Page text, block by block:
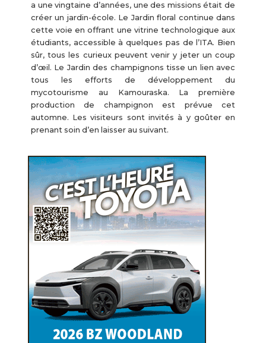
a une vingtaine d’années, une des missions était de
créer un jardin-école. Le Jardin floral continue dans
cette voie en offrant une vitrine technologique aux
étudiants, accessible à quelques pas de l’ITA. Bien
sûr, tous les curieux peuvent venir y jeter un coup
d’œil. Le Jardin des champignons tisse un lien avec
tous les efforts de développement du
mycotourisme au Kamouraska. La première
production de champignon est prévue cet
automne. Les visiteurs sont invités à y goûter en
prenant soin d’en laisser au suivant.